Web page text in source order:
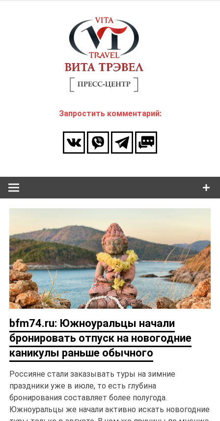
Трэвел
события в сфере туризма.
Запростить комментарий:
bfm74.ru: Южноуральцы начали
бронировать отпуск на новогодние
каникулы раньше обычного
Россияне стали заказывать туры на зимние
праздники уже в июле, то есть глубина
бронирования составляет более полугода.
Южноуральцы же начали активно искать новогодние